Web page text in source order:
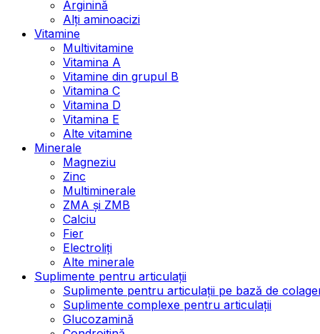
Arginină
Alți aminoacizi
Vitamine
Multivitamine
Vitamina A
Vitamine din grupul B
Vitamina C
Vitamina D
Vitamina E
Alte vitamine
Minerale
Magneziu
Zinc
Multiminerale
ZMA și ZMB
Calciu
Fier
Electroliți
Alte minerale
Suplimente pentru articulații
Suplimente pentru articulații pe bază de
Suplimente complexe pentru articulații
Glucozamină